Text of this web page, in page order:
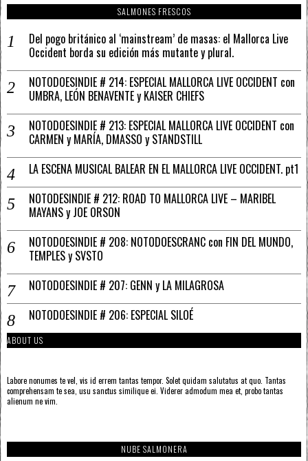
SALMONES FRESCOS
Del pogo británico al ‘mainstream’ de masas: el Mallorca Live
Occident borda su edición más mutante y plural.
NOTODOESINDIE # 214: ESPECIAL MALLORCA LIVE OCCIDENT con
UMBRA, LEÓN BENAVENTE y KAISER CHIEFS
NOTODOESINDIE # 213: ESPECIAL MALLORCA LIVE OCCIDENT con
CARMEN y MARÍA, DMASSO y STANDSTILL
LA ESCENA MUSICAL BALEAR EN EL MALLORCA LIVE OCCIDENT. pt1
NOTODESINDIE # 212: ROAD TO MALLORCA LIVE – MARIBEL
MAYANS y JOE ORSON
NOTODOESINDIE # 208: NOTODOESCRANC con FIN DEL MUNDO,
TEMPLES y SVSTO
NOTODOESINDIE # 207: GENN y LA MILAGROSA
NOTODOESINDIE # 206: ESPECIAL SILOÉ
ABOUT US
Labore nonumes te vel, vis id errem tantas tempor. Solet quidam salutatus at quo. Tantas
comprehensam te sea, usu sanctus similique ei. Viderer admodum mea et, probo tantas
alienum ne vim.
NUBE SALMONERA